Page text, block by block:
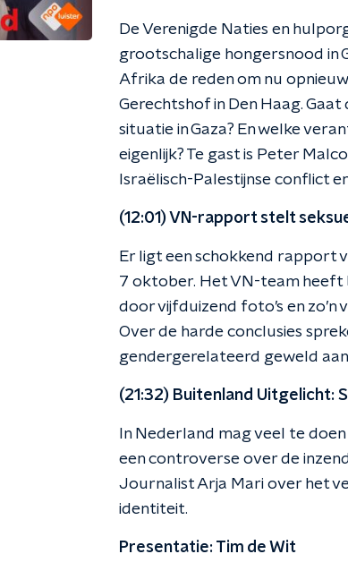
De Verenigde Naties en
grootschalige hongersnood in
Afrika de reden om nu
Gerechtshof in Den Haag.
situatie in Gaza? En welke
eigenlijk? Te gast is Peter
Israëlisch-Palestijnse conflict
(12:01) VN-rapport stelt
Er ligt een schokkend rapport
7 oktober. Het VN-team heeft
door vijfduizend foto’s en
Over de harde conclusies
gendergerelateerd geweld
(21:32) Buitenland Uitgelicht:
In Nederland mag veel te doen
een controverse over de
Journalist Arja Mari over het
identiteit.
Presentatie: Tim de Wit